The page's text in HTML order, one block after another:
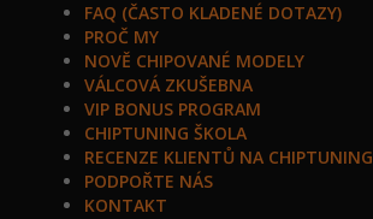
FAQ (ČASTO KLADENÉ DOTAZY)
PROČ MY
NOVĚ CHIPOVANÉ MODELY
VÁLCOVÁ ZKUŠEBNA
VIP BONUS PROGRAM
CHIPTUNING ŠKOLA
RECENZE KLIENTŮ NA CHIPTUNING
PODPOŘTE NÁS
KONTAKT